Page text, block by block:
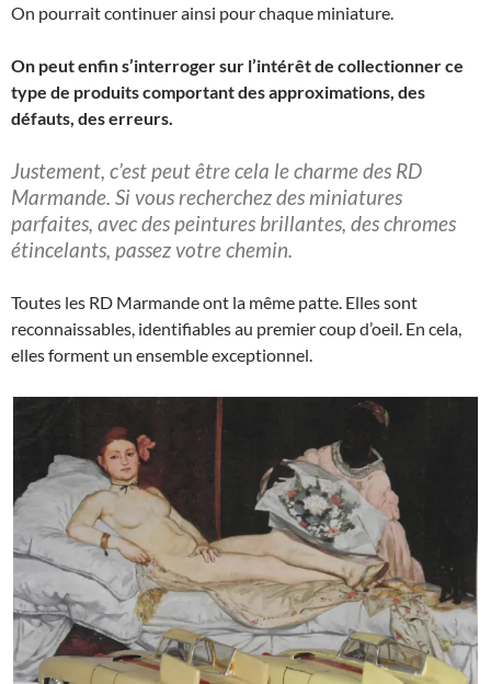
On pourrait continuer ainsi pour chaque miniature.
On peut enfin s’interroger sur l’intérêt de collectionner ce
type de produits comportant des approximations, des
défauts, des erreurs.
Justement, c’est peut être cela le charme des RD
Marmande. Si vous recherchez des miniatures
parfaites, avec des peintures brillantes, des chromes
étincelants, passez votre chemin.
Toutes les RD Marmande ont la même patte. Elles sont
reconnaissables, identifiables au premier coup d’oeil. En cela,
elles forment un ensemble exceptionnel.